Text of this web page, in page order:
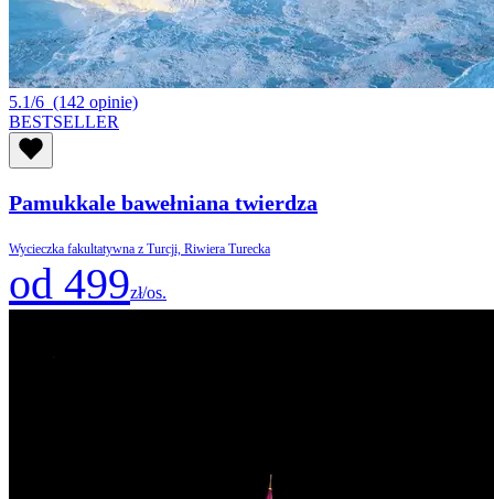
5.1/6 (142 opinie)
BESTSELLER
Pamukkale bawełniana twierdza
Wycieczka fakultatywna z Turcji, Riwiera Turecka
od 499zł/os.